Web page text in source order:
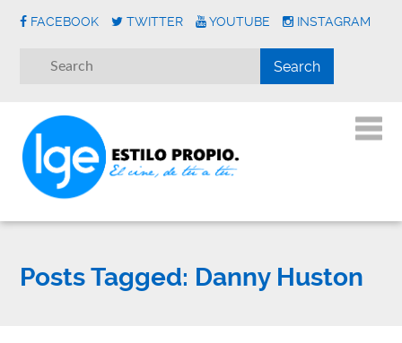
FACEBOOK TWITTER YOUTUBE INSTAGRAM
Posts Tagged: Danny Huston